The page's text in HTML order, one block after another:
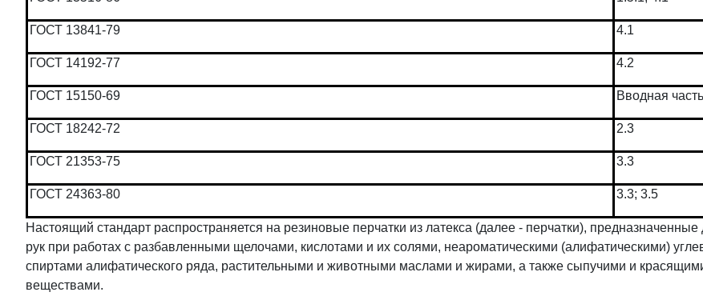
ГОСТ 13841-79 4.1
ГОСТ 14192-77 4.2
ГОСТ 15150-69 Вводная часть
ГОСТ 18242-72 2.3
ГОСТ 21353-75 3.3
ГОСТ 24363-80 3.3; 3.5
Настоящий стандарт распространяется на резиновые перчатки из латекса (далее - перчатки),
рук при работах с разбавленными щелочами, кислотами и их солями, неароматическими (алифатическими)
спиртами алифатического ряда, растительными и животными маслами и жирами, а также сыпучими и
веществами.